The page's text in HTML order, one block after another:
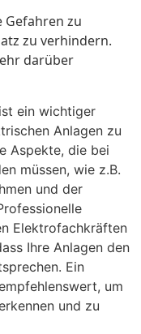
Gefahren zu
zu verhindern.
darüber
ist ein wichtiger
Anlagen zu
Aspekte, die bei
müssen, wie z.B.
und der
Elektrofachkräften
Ihre Anlagen den
Ein
um
und zu